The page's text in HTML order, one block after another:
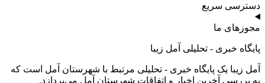
دسترسی سریع
مجوزهای ما
پایگاه خبری - تحلیلی آمل زیبا
آمل زیبا یک پایگاه خبری - تحلیلی مرتبط با شهرستان آمل است که
به بررسی آخرین اخبار و اتفاقات شهرستان آمل می‌پردازد.